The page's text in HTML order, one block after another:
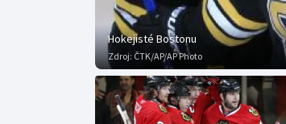
Hokejisté Bostonu
Zdroj: ČTK/AP/AP Photo